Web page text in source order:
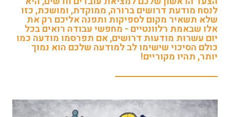
לנסח מודעת דרושים ברורה, ממוקדת, ומושכת, כזו
שלא תשאיר מקום לספיקות ותפנה אליכם רק את
אלו שבאמת רלוונטיים - מחפשי עבודה רואים בכל
יום עשרות מודעות דרושים, אם תפרסמו מודעה כמו
כולם הסיכוי שישימו לב למודעה שלכם הוא נמוך
יותר, תהיו מקוריים!